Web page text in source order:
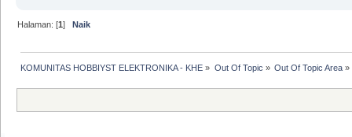
Halaman: [1] Naik
KOMUNITAS HOBBIYST ELEKTRONIKA - KHE » Out Of Topic » Out Of Topic Area»